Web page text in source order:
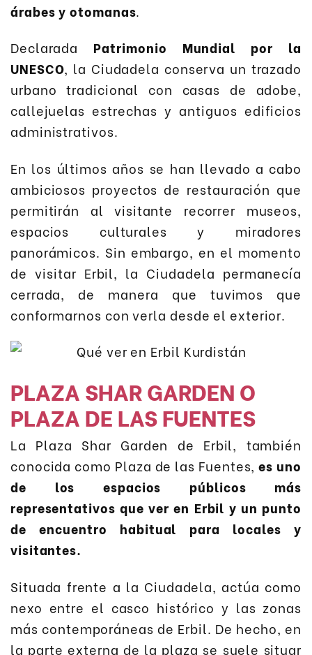
árabes y otomanas.
Declarada Patrimonio Mundial por la
UNESCO, la Ciudadela conserva un trazado
urbano tradicional con casas de adobe,
callejuelas estrechas y antiguos edificios
administrativos.
En los últimos años se han llevado a cabo
ambiciosos proyectos de restauración que
permitirán al visitante recorrer museos,
espacios culturales y miradores
panorámicos. Sin embargo, en el momento
de visitar Erbil, la Ciudadela permanecía
cerrada, de manera que tuvimos que
conformarnos con verla desde el exterior.
PLAZA SHAR GARDEN O
PLAZA DE LAS FUENTES
La Plaza Shar Garden de Erbil, también
conocida como Plaza de las Fuentes,es uno
de los espacios públicos más
representativos que ver en Erbil y un punto
de encuentro habitual para locales y
visitantes.
Situada frente a la Ciudadela, actúa como
nexo entre el casco histórico y las zonas
más contemporáneas de Erbil. De hecho, en
la parte externa de la plaza se suele situar